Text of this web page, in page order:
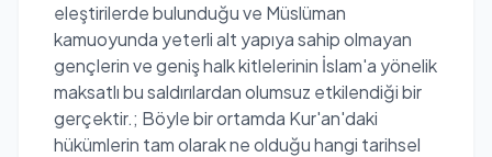
eleştirilerde bulunduğu ve Müslüman
kamuoyunda yeterli alt yapıya sahip olmayan
gençlerin ve geniş halk kitlelerinin İslam'a yönelik
maksatlı bu saldırılardan olumsuz etkilendiği bir
gerçektir.; Böyle bir ortamda Kur'an'daki
hükümlerin tam olarak ne olduğu hangi tarihsel